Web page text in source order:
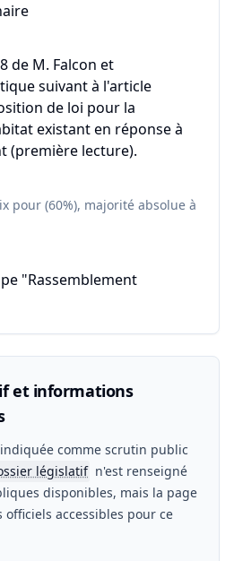
de M. Falcon et
suivant à l'article
de loi pour la
existant en réponse à
(première lecture).
pour (60%), majorité absolue à
"Rassemblement
et informations
comme scrutin public
législatif n'est renseigné
disponibles, mais la page
officiels accessibles pour ce